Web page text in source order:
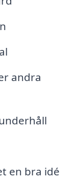
andra
en bra idé